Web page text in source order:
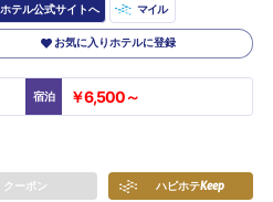
ホテル公式サイトへ マイル
お気に入りホテルに登録
宿泊 ￥6,500～
クーポン ハピホテKeep